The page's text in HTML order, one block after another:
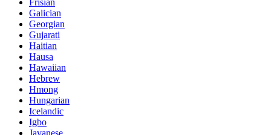
Frisian
Galician
Georgian
Gujarati
Haitian
Hausa
Hawaiian
Hebrew
Hmong
Hungarian
Icelandic
Igbo
Javanese